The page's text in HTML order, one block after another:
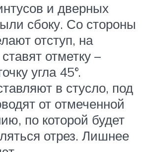
и дверных
сбоку. Со стороны
отступ, на
ставят отметку –
угла 45°.
в стусло, под
от отмеченной
по которой будет
отрез. Лишнее